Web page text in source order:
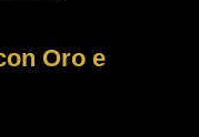
Oro e